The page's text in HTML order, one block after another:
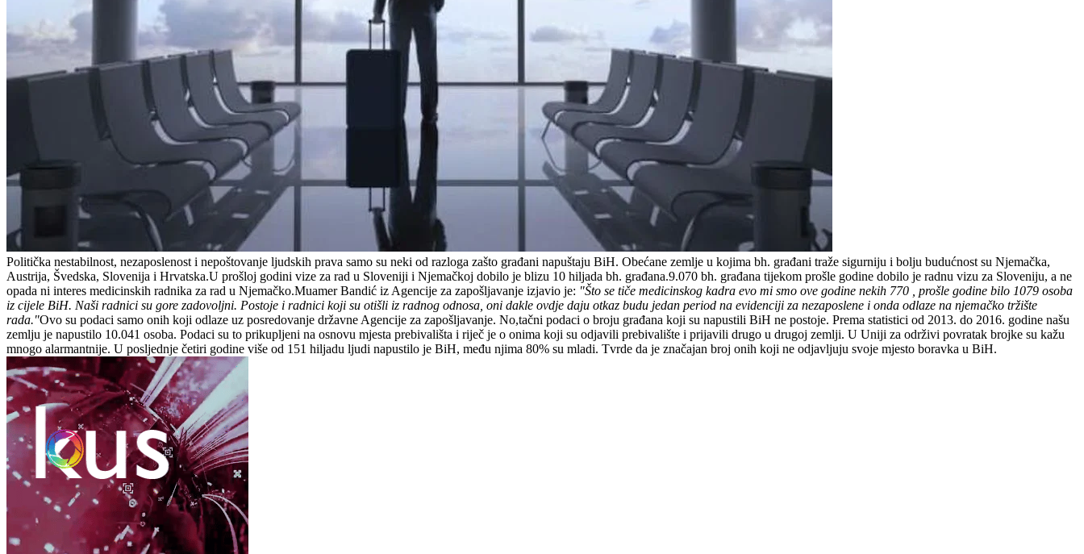
Politička nestabilnost, nezaposlenost i nepoštovanje ljudskih prava samo su neki od razloga zašto građani napuštaju BiH. Obećane zemlje u kojima bh. građani traže sigurniju i bolju budućnost su Njemačka,
Austrija, Švedska, Slovenija i Hrvatska.U prošloj godini vize za rad u Sloveniji i Njemačkoj dobilo je blizu 10 hiljada bh. građana.9.070 bh. građana tijekom prošle godine dobilo je radnu vizu za Sloveniju, a ne
opada ni interes medicinskih radnika za rad u Njemačko.Muamer Bandić iz Agencije za zapošljavanje izjavio je: "Što se tiče medicinskog kadra evo mi smo ove godine nekih 770 , prošle godine bilo 1079 osoba
iz cijele BiH. Naši radnici su gore zadovoljni. Postoje i radnici koji su otišli iz radnog odnosa, oni dakle ovdje daju otkaz budu jedan period na evidenciji za nezaposlene i onda odlaze na njemačko tržište
rada."Ovo su podaci samo onih koji odlaze uz posredovanje državne Agencije za zapošljavanje. No,tačni podaci o broju građana koji su napustili BiH ne postoje. Prema statistici od 2013. do 2016. godine našu
zemlju je napustilo 10.041 osoba. Podaci su to prikupljeni na osnovu mjesta prebivališta i riječ je o onima koji su odjavili prebivalište i prijavili drugo u drugoj zemlji. U Uniji za održivi povratak brojke su kažu
mnogo alarmantnije. U posljednje četiri godine više od 151 hiljadu ljudi napustilo je BiH, među njima 80% su mladi. Tvrde da je značajan broj onih koji ne odjavljuju svoje mjesto boravka u BiH.